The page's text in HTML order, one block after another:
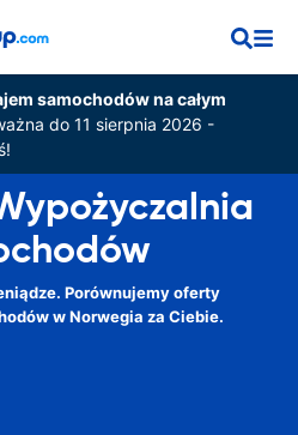
samochodów na całym
do 11 sierpnia 2026 -
Porównujemy oferty
w Norwegia za Ciebie.